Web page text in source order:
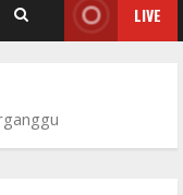
LIVE